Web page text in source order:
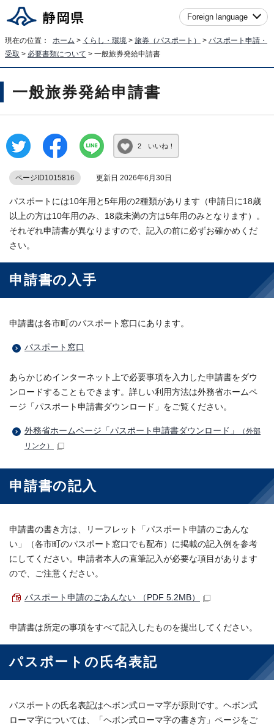
Foreign language
現在の位置： ホーム > くらし・環境 > 旅券（パスポート） > パスポート申請・
受取 > 必要書類について > 一般旅券発給申請書
一般旅券発給申請書
2 いいね！
ページID1015816 更新日 2026年6月30日
パスポートには10年用と5年用の2種類があります（申請日に18歳
以上の方は10年用のみ、18歳未満の方は5年用のみとなります）。
それぞれ申請書が異なりますので、記入の前に必ずお確かめくだ
さい。
申請書の入手
申請書は各市町のパスポート窓口にあります。
パスポート窓口
あらかじめインターネット上で必要事項を入力した申請書をダウ
ンロードすることもできます。詳しい利用方法は外務省ホームペ
ージ「パスポート申請書ダウンロード」をご覧ください。
外務省ホームページ「パスポート申請書ダウンロード」
（外部
リンク）
申請書の記入
申請書の書き方は、リーフレット「パスポート申請のごあんな
い」（各市町のパスポート窓口でも配布）に掲載の記入例を参考
にしてください。申請者本人の直筆記入が必要な項目があります
ので、ご注意ください。
パスポート申請のごあんない （PDF 5.2MB）
申請書は所定の事項をすべて記入したものを提出してください。
パスポートの氏名表記
パスポートの氏名表記はヘボン式ローマ字が原則です。ヘボン式
ローマ字については、「ヘボン式ローマ字の書き方」ページをご